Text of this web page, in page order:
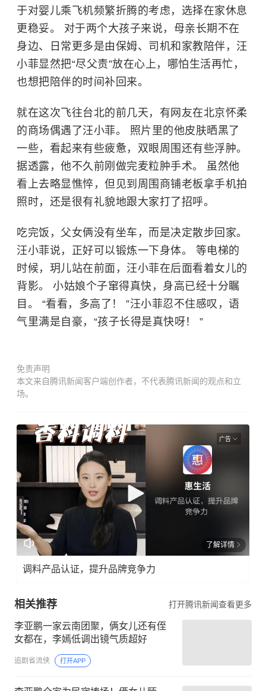
于对婴儿乘飞机频繁折腾的考虑，选择在家休息
更稳妥。 对于两个大孩子来说，母亲长期不在
身边、日常更多是由保姆、司机和家教陪伴，汪
小菲显然把“尽父责”放在心上，哪怕生活再忙，
也想把陪伴的时间补回来。
就在这次飞往台北的前几天，有网友在北京怀柔
的商场偶遇了汪小菲。 照片里的他皮肤晒黑了
一些，看起来有些疲惫，双眼周围还有些浮肿。
据透露，他不久前刚做完麦粒肿手术。 虽然他
看上去略显憔悴，但见到周围商铺老板拿手机拍
照时，还是很有礼貌地跟大家打了招呼。
吃完饭，父女俩没有坐车，而是决定散步回家。
汪小菲说，正好可以锻炼一下身体。 等电梯的
时候，玥儿站在前面，汪小菲在后面看着女儿的
背影。 小姑娘个子窜得真快，身高已经十分瞩
目。 “看看，多高了！ ”汪小菲忍不住感叹，语
气里满是自豪，“孩子长得是真快呀！ ”
免责声明
本文来自腾讯新闻客户端创作者，不代表腾讯新闻的观点和立
场。
广告
了解详情
调料产品认证，提升品牌竞争力
相关推荐 打开腾讯新闻查看更多
李亚鹏一家云南团聚，俩女儿还有侄
女都在，李嫣低调出镜气质超好
追剧省流侠 打开APP